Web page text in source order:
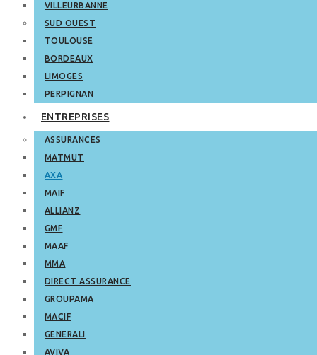
VILLEURBANNE
SUD OUEST
TOULOUSE
BORDEAUX
LIMOGES
PERPIGNAN
ENTREPRISES
ASSURANCES
MATMUT
AXA
MAIF
ALLIANZ
GMF
MAAF
MMA
DIRECT ASSURANCE
GROUPAMA
MACIF
GENERALI
AVIVA